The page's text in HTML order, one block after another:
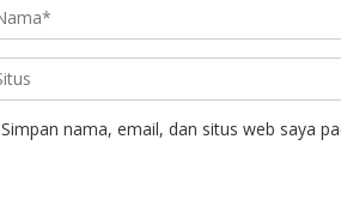
Simpan nama, email, dan situs web saya